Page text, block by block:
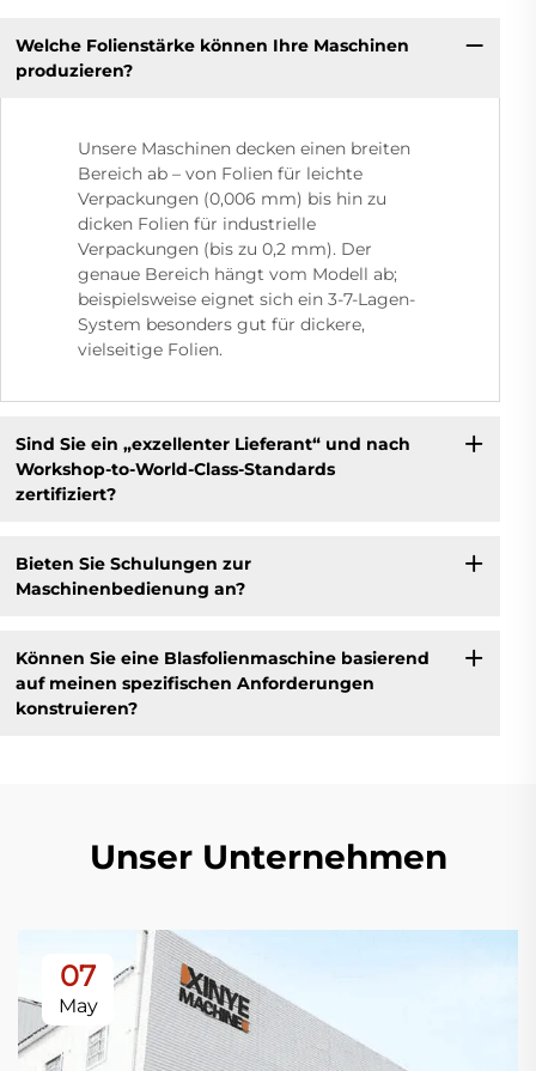
Welche Folienstärke können Ihre Maschinen
produzieren?
Unsere Maschinen decken einen breiten
Bereich ab – von Folien für leichte
Verpackungen (0,006 mm) bis hin zu
dicken Folien für industrielle
Verpackungen (bis zu 0,2 mm). Der
genaue Bereich hängt vom Modell ab;
beispielsweise eignet sich ein 3-7-Lagen-
System besonders gut für dickere,
vielseitige Folien.
Sind Sie ein „exzellenter Lieferant“ und nach
Workshop-to-World-Class-Standards
zertifiziert?
Bieten Sie Schulungen zur
Maschinenbedienung an?
Können Sie eine Blasfolienmaschine basierend
auf meinen spezifischen Anforderungen
konstruieren?
Unser Unternehmen
07
May